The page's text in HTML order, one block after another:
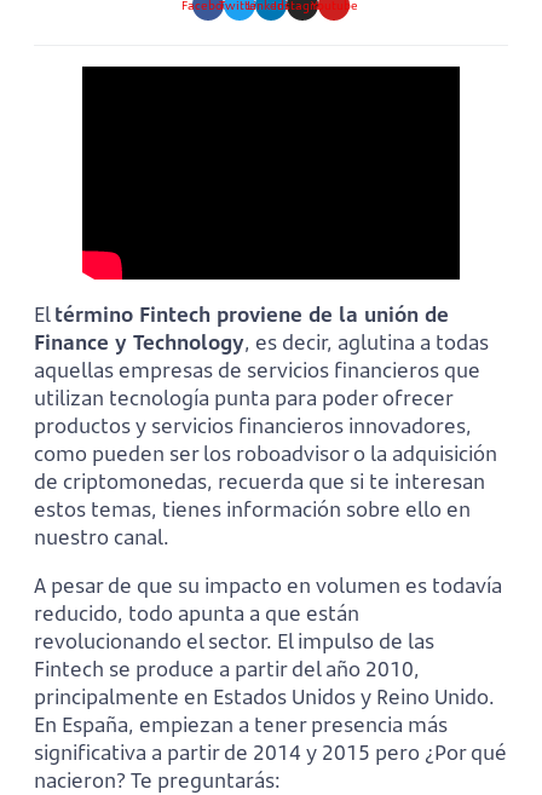
FacebookTwitterLinkedinInstagramYoutube
Eltérmino Fintech proviene de la unión de
Finance y Technology, es decir, aglutina a todas
aquellas empresas de servicios financieros que
utilizan tecnología punta para poder ofrecer
productos y servicios financieros innovadores,
como pueden ser los roboadvisor o la adquisición
de criptomonedas, recuerda que si te interesan
estos temas, tienes información sobre ello en
nuestro canal.
A pesar de que su impacto en volumen es todavía
reducido, todo apunta a que están
revolucionando el sector. El impulso de las
Fintech se produce a partir del año 2010,
principalmente en Estados Unidos y Reino Unido.
En España, empiezan a tener presencia más
significativa a partir de 2014 y 2015 pero ¿Por qué
nacieron? Te preguntarás: